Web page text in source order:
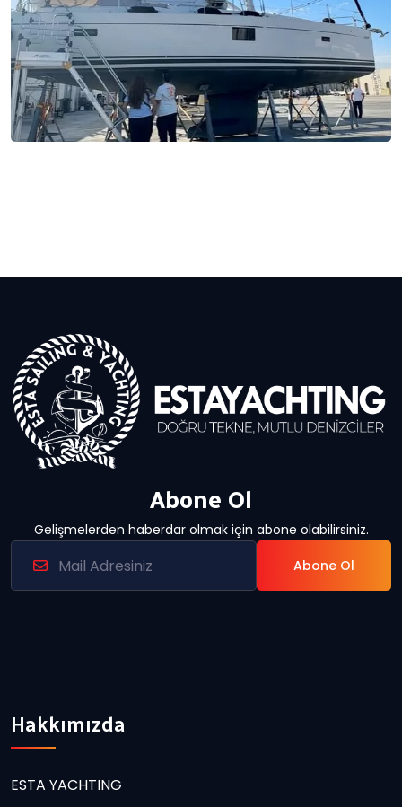
Abone Ol
Gelişmelerden haberdar olmak için abone olabilirsiniz.
Abone Ol
Hakkımızda
ESTA YACHTING